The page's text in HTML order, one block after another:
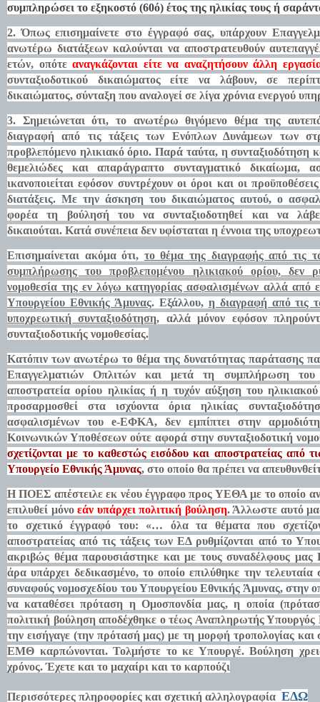
συμπληρώσει το εξηκοστό (60ό) έτος της ηλικίας τους ή
2.Όπως επισημαίνετε στο έγγραφό σας, υπάρχουν
ανωτέρω διατάξεων καλούνται να αποστρατευθούν
ετών, οπότε αναγκάζονται είτε να αναζητήσουν άλλη
συνταξιοδοτικού δικαιώματος είτε να λάβουν, σε
δικαιώματος, σύνταξη που αναλογεί σε λίγα χρόνια ενεργού
3. Σημειώνεται ότι, το ανωτέρω θιγόμενο θέμα της
διαγραφή από τις τάξεις των Ενόπλων Δυνάμεων των
προβλεπόμενο ηλικιακό όριο. Παρά ταύτα, η συνταξιοδότηση
θεμελιώδες και απαράγραπτο συνταγματικό δικαίωμα,
ικανοποιείται εφόσον συντρέχουν οι όροι και οι
διατάξεις. Με την άσκηση του δικαιώματος αυτού, ο
φορέα τη βούλησή του να συνταξιοδοτηθεί και να
δικαιούται. Κατά συνέπεια δεν υφίσταται η έννοια της
Επισημαίνεται ακόμα ότι, το θέμα της διαγραφής από τις
συμπλήρωσης του προβλεπομένου ηλικιακού ορίου, δεν
νομοθεσία της εν λόγω κατηγορίας ασφαλισμένων αλλά από
Υπουργείου Εθνικής Άμυνας. Εξάλλου, η διαγραφή από τις
υποχρεωτική συνταξιοδότηση, αλλά μόνον εφόσον
συνταξιοδοτικής νομοθεσίας.
Κατόπιν των ανωτέρω το θέμα της δυνατότητας παράτασης
Επαγγελματιών Οπλιτών και μετά τη συμπλήρωση του
αποστρατεία ορίου ηλικίας ή η τυχόν αύξηση του
προσαρμοσθεί στα ισχύοντα όρια ηλικίας
ασφαλισμένων του e-ΕΦΚΑ, δεν εμπίπτει στην
Κοινωνικών Υποθέσεων ούτε αφορά στην συνταξιοδοτική
σχετίζονται με το καθεστώς εισόδου και αποστρατείας από
Υπουργείο Εθνικής Άμυνας, στο οποίο θα πρέπει να
Η ΠΟΕΣ απέστειλε εκ νέου έγγραφο προς ΥΕΘΑ με το οποίο
επιλυθεί μόνο εάν υπάρχει πολιτική βούληση. Άλλωστε αυτό
το σχετικό έγγραφό του: «… όλα τα θέματα που
αποστρατείας από τις τάξεις των ΕΔ ρυθμίζονται από το
ακριβώς θέμα παρουσιάστηκε και με τους συναδέλφους
άρα υπάρχει δεδικασμένο, το οποίο επιλύθηκε την
συναφούς νομοσχεδίου του Υπουργείου Εθνικής Άμυνας, στην
να καταθέσει πρόταση η Ομοσπονδία μας, η οποία
πολιτική βούληση αποδέχθηκε ο τέως Αναπληρωτής
την εισήγαγε (την πρότασή μας) με τη μορφή τροπολογίας
ΕΜΘ καρπώνονται. Τολμήστε το κε Υπουργέ. Βούληση
χρόνος. Έχετε και το μαχαίρι και το καρπούζι
Περισσότερες πληροφορίες και σχετική αλληλογραφία ΕΔΩ